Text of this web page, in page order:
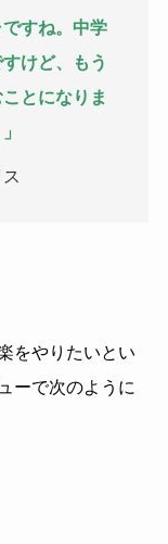
ですね。中学
けど、もう
とになりま
をやりたいとい
ーで次のように